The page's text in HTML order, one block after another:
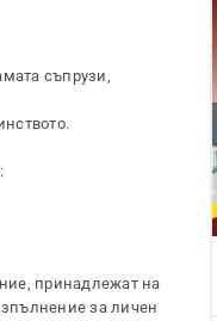
съпрузи,
принадлежат на
за личен